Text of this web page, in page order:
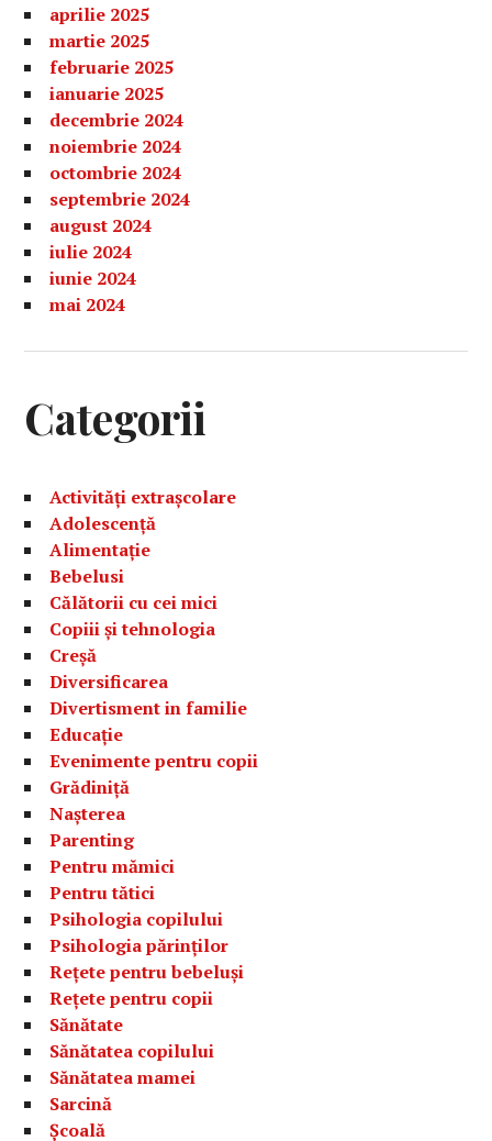
aprilie 2025
martie 2025
februarie 2025
ianuarie 2025
decembrie 2024
noiembrie 2024
octombrie 2024
septembrie 2024
august 2024
iulie 2024
iunie 2024
mai 2024
Categorii
Activități extrașcolare
Adolescență
Alimentație
Bebelusi
Călătorii cu cei mici
Copiii și tehnologia
Creșă
Diversificarea
Divertisment in familie
Educație
Evenimente pentru copii
Grădiniță
Nașterea
Parenting
Pentru mămici
Pentru tătici
Psihologia copilului
Psihologia părinților
Rețete pentru bebeluși
Rețete pentru copii
Sănătate
Sănătatea copilului
Sănătatea mamei
Sarcină
Școală